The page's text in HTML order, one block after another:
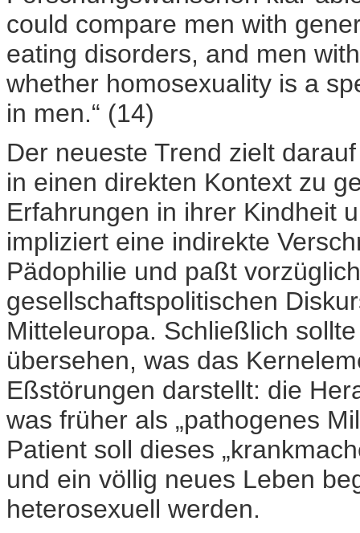
could compare men with
eating disorders, and men
whether homosexuality is a
in men.“ (14)
Der neueste Trend zielt
in einen direkten Kontext zu
Erfahrungen in ihrer Kindheit
impliziert eine indirekte
Pädophilie und paßt
gesellschaftspolitischen
Mitteleuropa. Schließlich
übersehen, was das
Eßstörungen darstellt: die
was früher als „pathogenes
Patient soll dieses
und ein völlig neues Leben
heterosexuell werden.